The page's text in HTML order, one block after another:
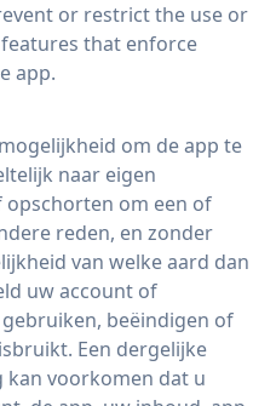
or restrict the use or
that enforce
app.
om de app te
naar eigen
om een ​​of
reden, en zonder
van welke aard dan
uw account of
beëindigen of
Een dergelijke
voorkomen dat u